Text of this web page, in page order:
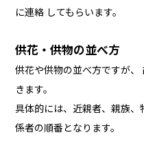
に連絡 してもらいます。
供花・供物の並べ方
供花や供物の並べ方ですが
きます。
具体的には、近親者、親族
係者の順番となります。